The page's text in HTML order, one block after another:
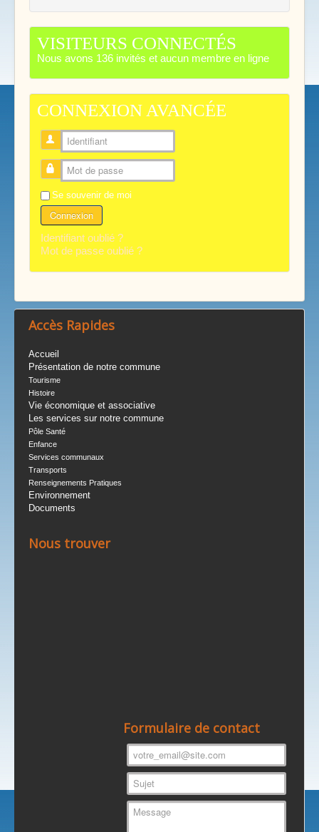
VISITEURS CONNECTÉS
Nous avons 136 invités et aucun membre en ligne
CONNEXION AVANCÉE
Identifiant
Mot de passe
Se souvenir de moi
Connexion
Identifiant oublié ?
Mot de passe oublié ?
Accès Rapides
Accueil
Présentation de notre commune
Tourisme
Histoire
Vie économique et associative
Les services sur notre commune
Pôle Santé
Enfance
Services communaux
Transports
Renseignements Pratiques
Environnement
Documents
Nous trouver
Formulaire de contact